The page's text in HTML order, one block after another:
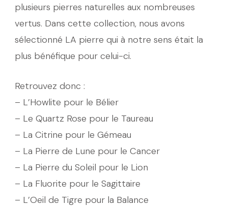
plusieurs pierres naturelles aux nombreuses
vertus. Dans cette collection, nous avons
sélectionné LA pierre qui à notre sens était la
plus bénéfique pour celui-ci.
Retrouvez donc :
– L’Howlite pour le Bélier
– Le Quartz Rose pour le Taureau
– La Citrine pour le Gémeau
– La Pierre de Lune pour le Cancer
– La Pierre du Soleil pour le Lion
– La Fluorite pour le Sagittaire
– L’Oeil de Tigre pour la Balance